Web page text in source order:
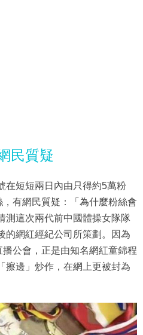
民質疑
在短短兩日內由只得約5萬粉
有網民質疑：「為什麼粉絲會
測這次兩代前中國體操女隊隊
的網紅經紀公司所策劃。因為
公會，正是由知名網紅童錦程
擦邊」炒作，在網上更被封為